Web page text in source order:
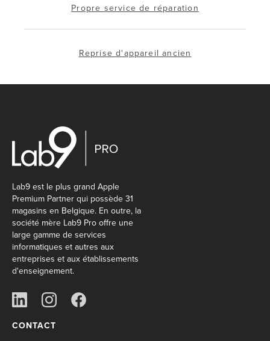
Propre service de réparation
Reprise d'appareil ancien
Lab9 est le plus grand Apple
Premium Partner qui possède 31
magasins en Belgique. En outre, la
société mère Lab9 Pro offre une
large gamme de services
informatiques et autres aux
entreprises et aux établissements
d'enseignement.
CONTACT